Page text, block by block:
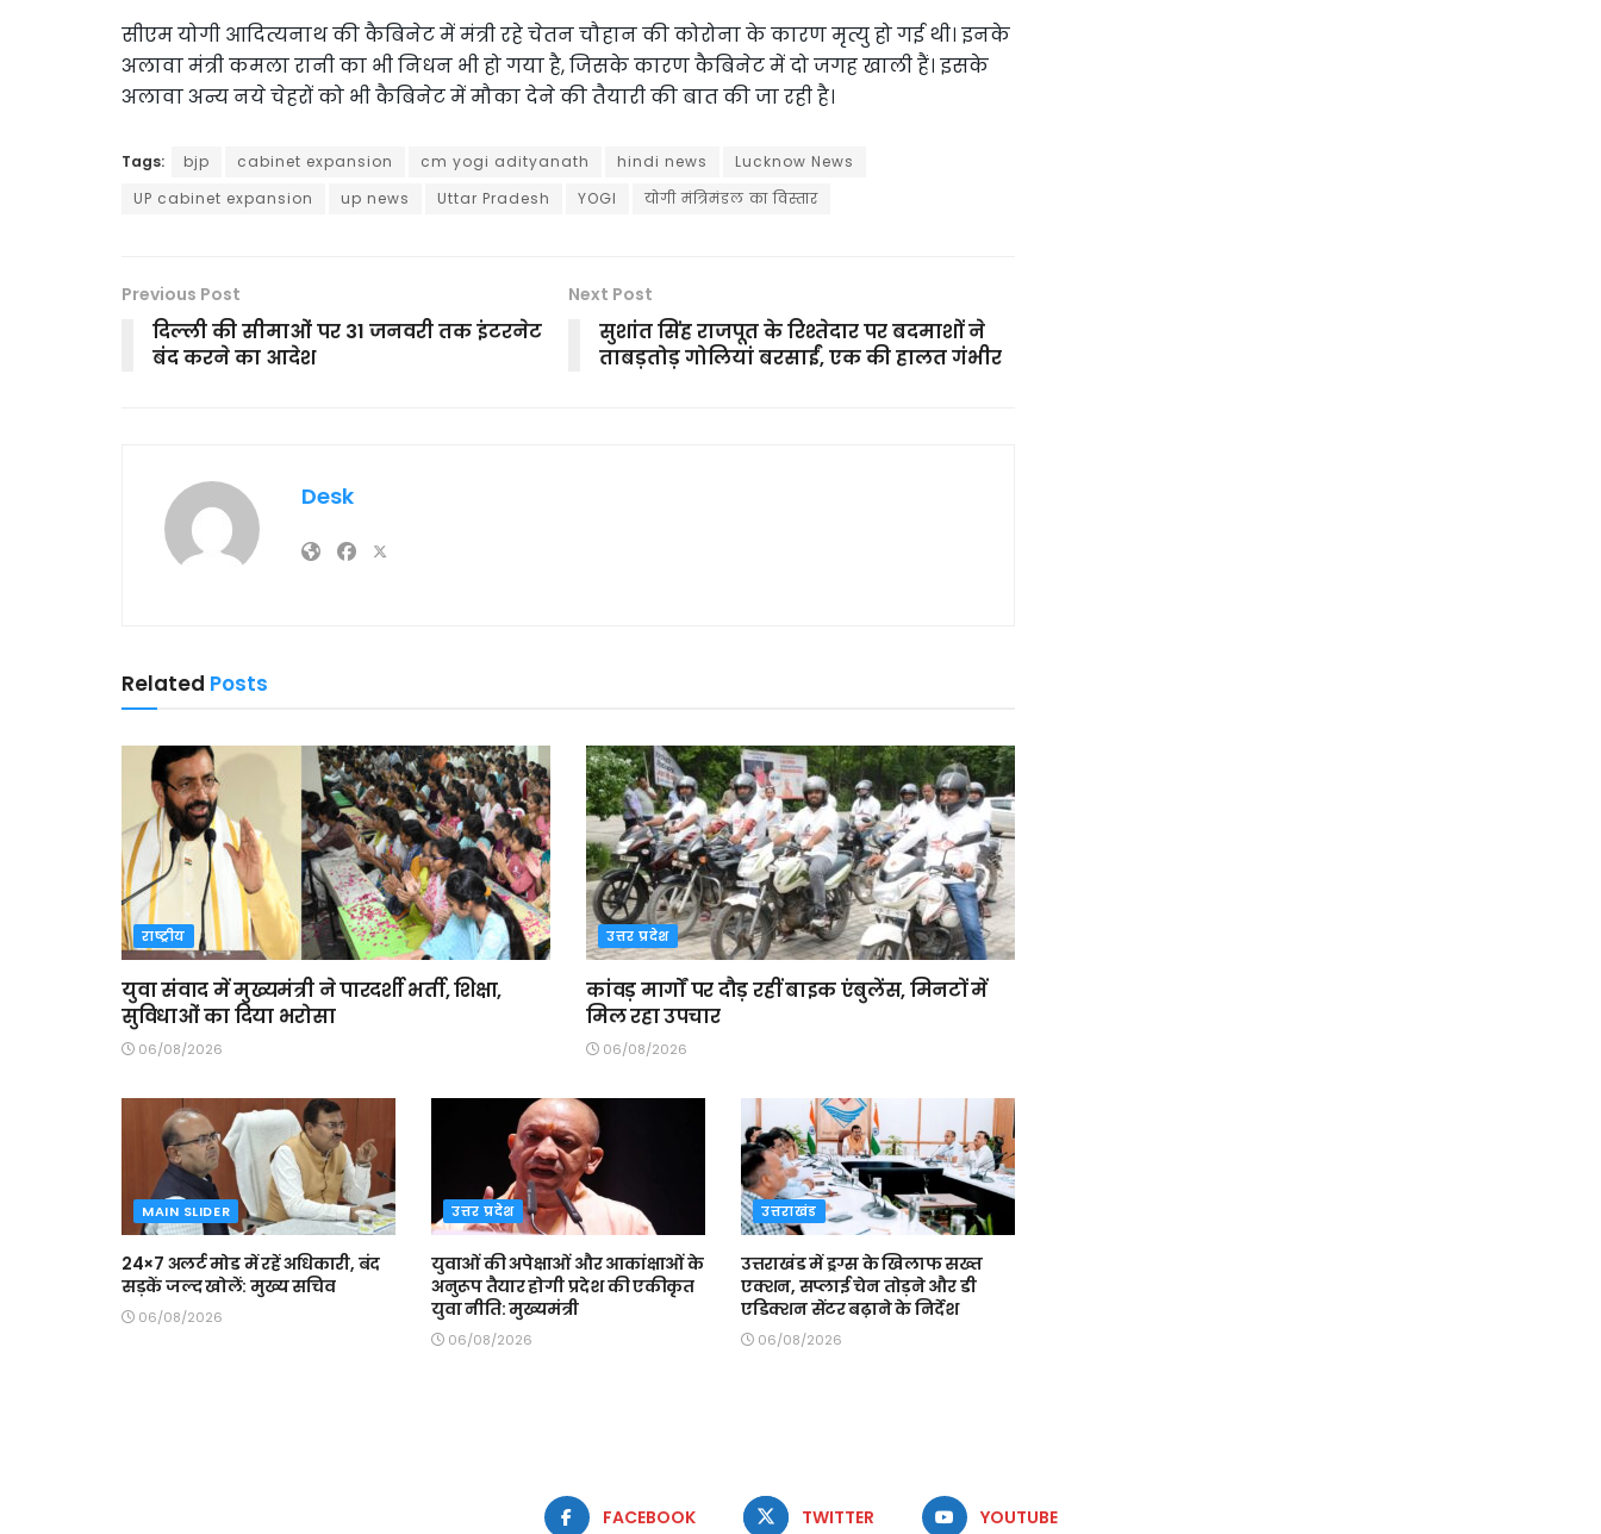
सीएम योगी आदित्यनाथ की कैबिनेट में मंत्री रहे चेतन चौहान की कोरोना के कारण मृत्यु हो गई थी। इनके
अलावा मंत्री कमला रानी का भी निधन भी हो गया है, जिसके कारण कैबिनेट में दो जगह खाली हैं। इसके
अलावा अन्य नये चेहरों को भी कैबिनेट में मौका देने की तैयारी की बात की जा रही है।
Tags: bjp cabinet expansion cm yogi adityanath hindi news
Lucknow News
UP cabinet expansion
up news Uttar Pradesh YOGI योगी मंत्रिमंडल का विस्तार
Previous Post
दिल्ली की सीमाओं पर 31 जनवरी तक इंटरनेट
बंद करने का आदेश
Next Post
सुशांत सिंह राजपूत के रिश्तेदार पर बदमाशों ने
ताबड़तोड़ गोलियां बरसाईं, एक की हालत गंभीर
Desk
Related Posts
राष्ट्रीय
युवा संवाद में मुख्यमंत्री ने पारदर्शी भर्ती, शिक्षा,
सुविधाओं का दिया भरोसा
06/08/2026
उत्तर प्रदेश
कांवड़ मार्गों पर दौड़ रहीं बाइक एंबुलेंस, मिनटों में
मिल रहा उपचार
06/08/2026
MAIN SLIDER
24×7 अलर्ट मोड में रहें अधिकारी, बंद
सड़कें जल्द खोलें: मुख्य सचिव
06/08/2026
उत्तर प्रदेश
युवाओं की अपेक्षाओं और आकांक्षाओं के
अनुरूप तैयार होगी प्रदेश की एकीकृत
युवा नीति: मुख्यमंत्री
06/08/2026
उत्तराखंड
उत्तराखंड में ड्रग्स के खिलाफ सख्त
एक्शन, सप्लाई चेन तोड़ने और डी
एडिक्शन सेंटर बढ़ाने के निर्देश
06/08/2026
FACEBOOK TWITTER YOUTUBE